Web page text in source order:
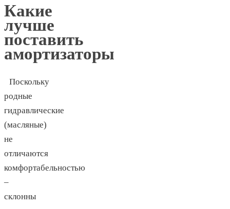
Какие
лучше
поставить
амортизаторы
Поскольку
родные
гидравлические
(масляные)
не
отличаются
комфортабельностью
–
склонны